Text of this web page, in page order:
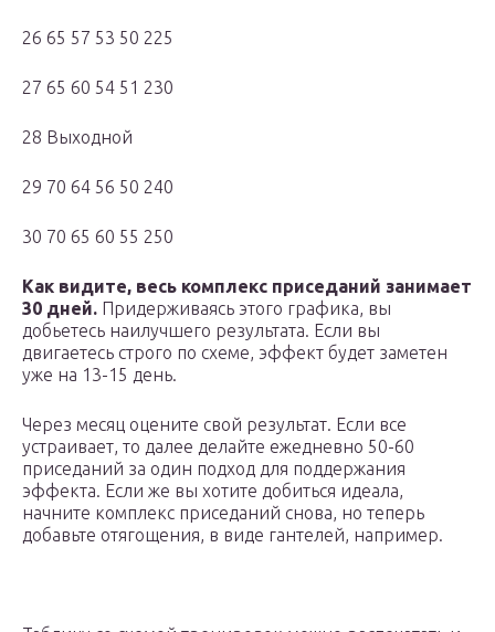
26 65 57 53 50 225
27 65 60 54 51 230
28 Выходной
29 70 64 56 50 240
30 70 65 60 55 250
Как видите, весь комплекс приседаний занимает
30 дней. Придерживаясь этого графика, вы
добьетесь наилучшего результата. Если вы
двигаетесь строго по схеме, эффект будет заметен
уже на 13-15 день.
Через месяц оцените свой результат. Если все
устраивает, то далее делайте ежедневно 50-60
приседаний за один подход для поддержания
эффекта. Если же вы хотите добиться идеала,
начните комплекс приседаний снова, но теперь
добавьте отягощения, в виде гантелей, например.